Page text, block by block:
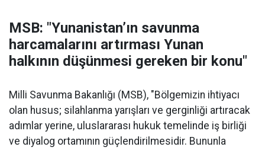
MSB: "Yunanistan’ın savunma
harcamalarını artırması Yunan
halkının düşünmesi gereken bir konu"
Milli Savunma Bakanlığı (MSB), "Bölgemizin ihtiyacı
olan husus; silahlanma yarışları ve gerginliği artıracak
adımlar yerine, uluslararası hukuk temelinde iş birliği
ve diyalog ortamının güçlendirilmesidir. Bununla